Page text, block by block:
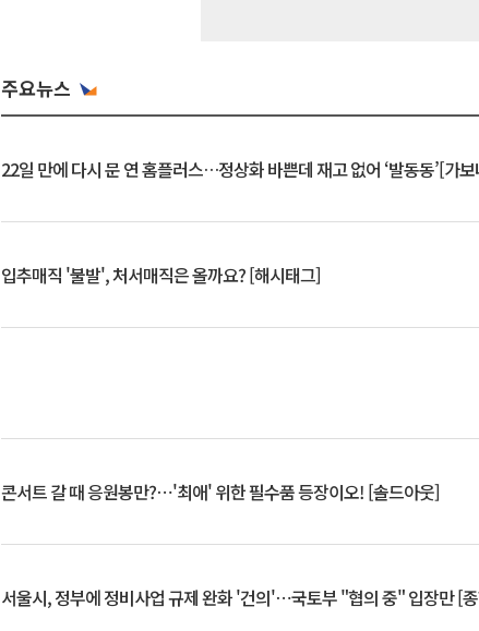
주요뉴스
22일 만에 다시 문 연 홈플러스…정상화 바쁜데 재고 없어 ‘발동동’[가
입추매직 '불발', 처서매직은 올까요? [해시태그]
콘서트 갈 때 응원봉만?⋯'최애' 위한 필수품 등장이오! [솔드아웃]
서울시, 정부에 정비사업 규제 완화 '건의'⋯국토부 "협의 중" 입장만 [